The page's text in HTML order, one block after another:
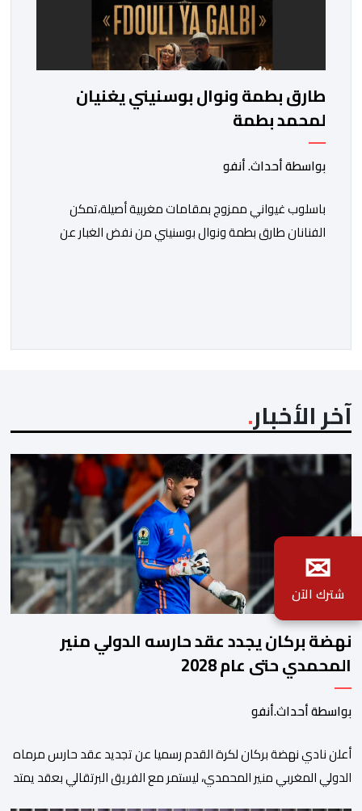
طارق بطمة ونوال بوسنيني يغنيان
لمحمد بطمة
بواسطة أحداث. أنفو
باسلوب غيواني ممزوج بمقامات مغربية أصيلة،تمكن
الفنانان طارق بطمة ونوال بوسنيني من نفض الغبار عن
الفنانان طارق بطمة ونوال بوسنيني أن يعطيا روحا فريدة
آخر الأخبار
نهضة بركان يجدد عقد حارسه الدولي منير
المحمدي حتى عام 2028
بواسطة أحداث.أنفو
​أعلن نادي نهضة بركان لكرة القدم رسميا عن تجديد عقد حارس مرماه
الدولي المغربي منير المحمدي، ليستمر مع الفريق البرتقالي بعقد يمتد
✉
شترك الآن